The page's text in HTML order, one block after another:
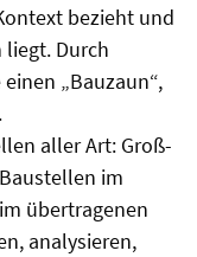
bezieht und
Durch
„Bauzaun“,
aller Art: Groß-
im
übertragenen
analysieren,